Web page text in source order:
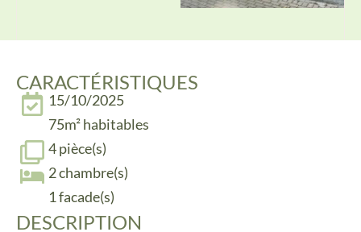
CARACTÉRISTIQUES
15/10/2025
75m² habitables
4 pièce(s)
2 chambre(s)
1 facade(s)
DESCRIPTION